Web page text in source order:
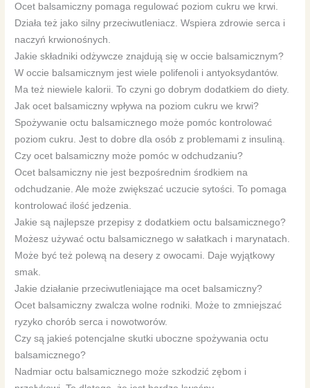
Ocet balsamiczny pomaga regulować poziom cukru we krwi.
Działa też jako silny przeciwutleniacz. Wspiera zdrowie serca i
naczyń krwionośnych.
Jakie składniki odżywcze znajdują się w occie balsamicznym?
W occie balsamicznym jest wiele polifenoli i antyoksydantów.
Ma też niewiele kalorii. To czyni go dobrym dodatkiem do diety.
Jak ocet balsamiczny wpływa na poziom cukru we krwi?
Spożywanie octu balsamicznego może pomóc kontrolować
poziom cukru. Jest to dobre dla osób z problemami z insuliną.
Czy ocet balsamiczny może pomóc w odchudzaniu?
Ocet balsamiczny nie jest bezpośrednim środkiem na
odchudzanie. Ale może zwiększać uczucie sytości. To pomaga
kontrolować ilość jedzenia.
Jakie są najlepsze przepisy z dodatkiem octu balsamicznego?
Możesz używać octu balsamicznego w sałatkach i marynatach.
Może być też polewą na desery z owocami. Daje wyjątkowy
smak.
Jakie działanie przeciwutleniające ma ocet balsamiczny?
Ocet balsamiczny zwalcza wolne rodniki. Może to zmniejszać
ryzyko chorób serca i nowotworów.
Czy są jakieś potencjalne skutki uboczne spożywania octu
balsamicznego?
Nadmiar octu balsamicznego może szkodzić zębom i